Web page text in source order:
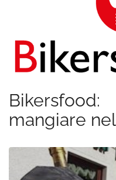
Bikersfood:
mangiare